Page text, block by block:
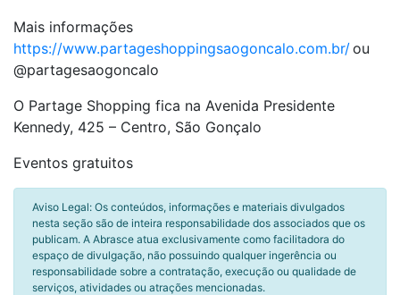
Mais informações
https://www.partageshoppingsaogoncalo.com.br/ou
@partagesaogoncalo
O Partage Shopping fica na Avenida Presidente
Kennedy, 425 – Centro, São Gonçalo
Eventos gratuitos
Aviso Legal: Os conteúdos, informações e materiais divulgados
nesta seção são de inteira responsabilidade dos associados que os
publicam. A Abrasce atua exclusivamente como facilitadora do
espaço de divulgação, não possuindo qualquer ingerência ou
responsabilidade sobre a contratação, execução ou qualidade de
serviços, atividades ou atrações mencionadas.